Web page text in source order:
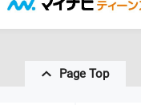
Page Top